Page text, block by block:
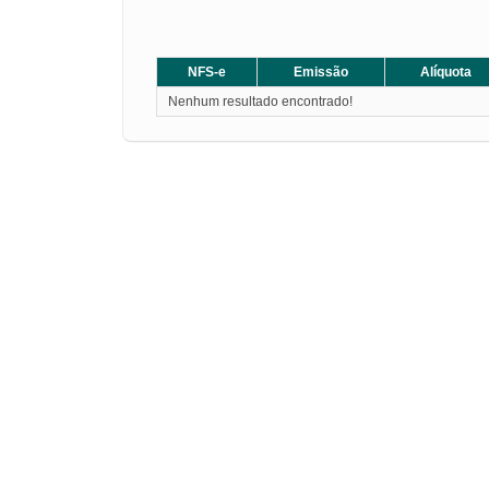
NFS-e Emissão Alíquota
Nenhum resultado encontrado!